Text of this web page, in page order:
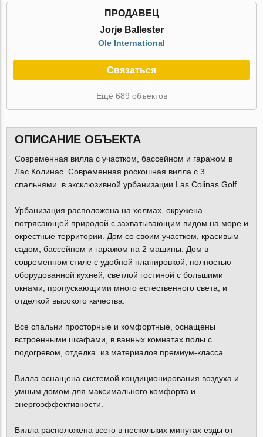
ПРОДАВЕЦ
Jorje Ballester
Ole International
Связаться
Ещё 689 объектов
ОПИСАНИЕ ОБЪЕКТА
Современная вилла с участком, бассейном и гаражом в
Лас Колинас. Современная роскошная вилла с 3
спальнями в эксклюзивной урбанизации Las Colinas Golf.
Урбанизация расположена на холмах, окружена
потрясающей природой с захватывающим видом на море и
окрестные территории. Дом cо своим участком, красивым
садом, бассейном и гаражом на 2 машины. Дом в
современном стиле с удобной планировкой, полностью
оборудованной кухней, светлой гостиной с большими
окнами, пропускающими много естественного света, и
отделкой высокого качества.
Все спальни просторные и комфортные, оснащены
встроенными шкафами, в ванных комнатах полы с
подогревом, отделка из материалов премиум-класса.
Вилла оснащена системой кондиционирования воздуха и
умным домом для максимального комфорта и
энергоэффективности.
Вилла расположена всего в нескольких минутах езды от